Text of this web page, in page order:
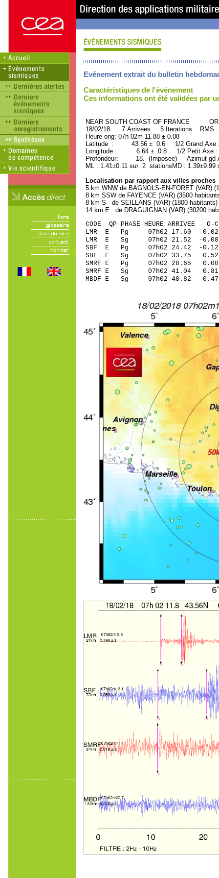
Evénement extrait du bulletin
Caractéristiques de l'événement
Ces informations ont été validées par
NEAR SOUTH COAST OF FRANCE
18/02/18 7 Arrivees 5 Iterations RMS
Heure orig: 07h 02m 11.88 ± 0.08
Latitude : 43.56 ± 0.6 1/2 Grand
Longitude : 6.64 ± 0.8 1/2 Petit Axe
Profondeur: 18. (Imposee) Azimut gd
ML : 1.41±0.11 sur 2 stationsMD :
Localisation par rapport aux villes proches
5 km WNW de BAGNOLS-EN-FORET (VAR)
8 km SSW de FAYENCE (VAR) (3500
8 km S de SEILLANS (VAR) (1800 habitants)
14 km E de DRAGUIGNAN (VAR) (30200
CODE QP PHASE HEURE
LMR E Pg 07h02 17.60 -
LMR E Sg 07h02 21.52 -
SBF E Pg 07h02 24.42 -
SBF E Sg 07h02 33.75
SMRF E Pg 07h02 28.65
SMRF E Sg 07h02 41.04
MBDF E Sg 07h02 48.82 -